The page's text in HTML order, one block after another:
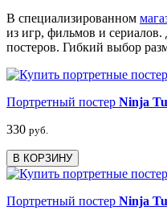
В специализированном
из игр, фильмов и
постеров. Гибкий выбор
Портретный постер Ninja
330 руб.
В КОРЗИНУ
Портретный постер Ninja